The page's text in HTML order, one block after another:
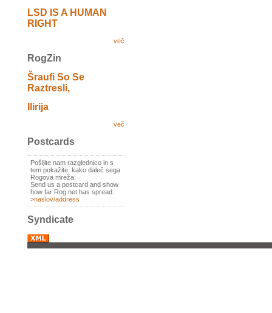
LSD IS A HUMAN
RIGHT
več
RogZin
Šraufi So Se
Raztresli,
Ilirija
več
Postcards
Pošljite nam razglednico in s
tem pokažite, kako daleč sega
Rogova mreža.
Send us a postcard and show
how far Rog net has spread.
>naslov/address
Syndicate